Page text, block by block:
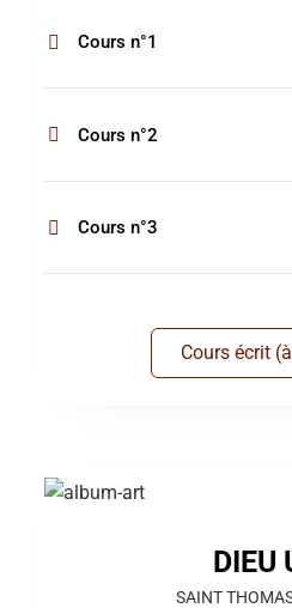
Cours n°1
Cours n°2
Cours n°3
Cours écrit
DIEU
SAINT